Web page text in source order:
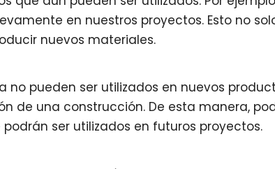
en nuestros proyectos. Esto no
nuevos materiales.
pueden ser utilizados en nuevos
una construcción. De esta manera,
ser utilizados en futuros proyectos.